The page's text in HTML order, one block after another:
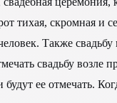
тихая, скромная и
Также
свадьбу
ее отмечать.